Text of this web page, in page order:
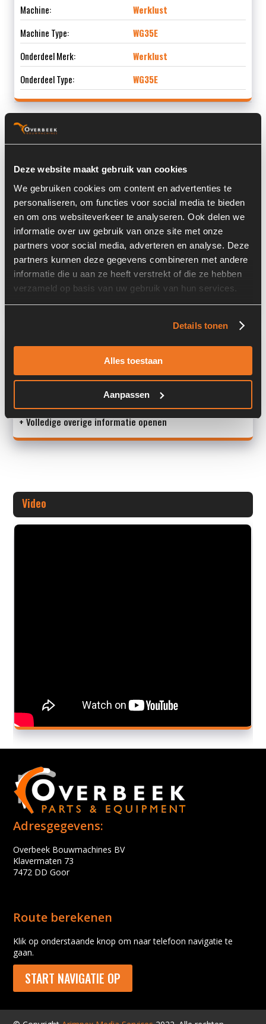
Deze website maakt gebruik van cookies
We gebruiken cookies om content en advertenties te
personaliseren, om functies voor social media te bieden
en om ons websiteverkeer te analyseren. Ook delen we
informatie over uw gebruik van onze site met onze
partners voor social media, adverteren en analyse. Deze
partners kunnen deze gegevens combineren met andere
informatie die u aan ze heeft verstrekt of die ze hebben
verzameld op basis van uw gebruik van hun services.
Details tonen
Alles toestaan
Aanpassen
Machine:
Werklust
Machine Type:
WG35E
Onderdeel Merk:
Werklust
Onderdeel Type:
WG35E
Informatie
Bouwjaar:
Locatie:
10
Type opbouw:
Knikgestuurd
Type cabine:
Gesloten cabine
Land:
Nederland
Accessoires:
2-delige giek
- Machine available for parts
- Maschine fur Teile verfugbar
- Machine voor onderdelen beschik
+ Volledige overige informatie openen
Video
Adresgegevens:
Overbeek Bouwmachines BV
Klavermaten 73
7472 DD Goor
Route berekenen
Klik op onderstaande knop om naar telefoon navigatie te
gaan.
START NAVIGATIE OP